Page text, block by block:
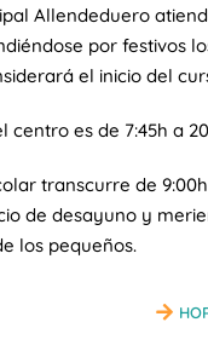
Allendeduero
por festivos
el inicio del
centro es de 7:45h a
transcurre de
de desayuno y
los pequeños.